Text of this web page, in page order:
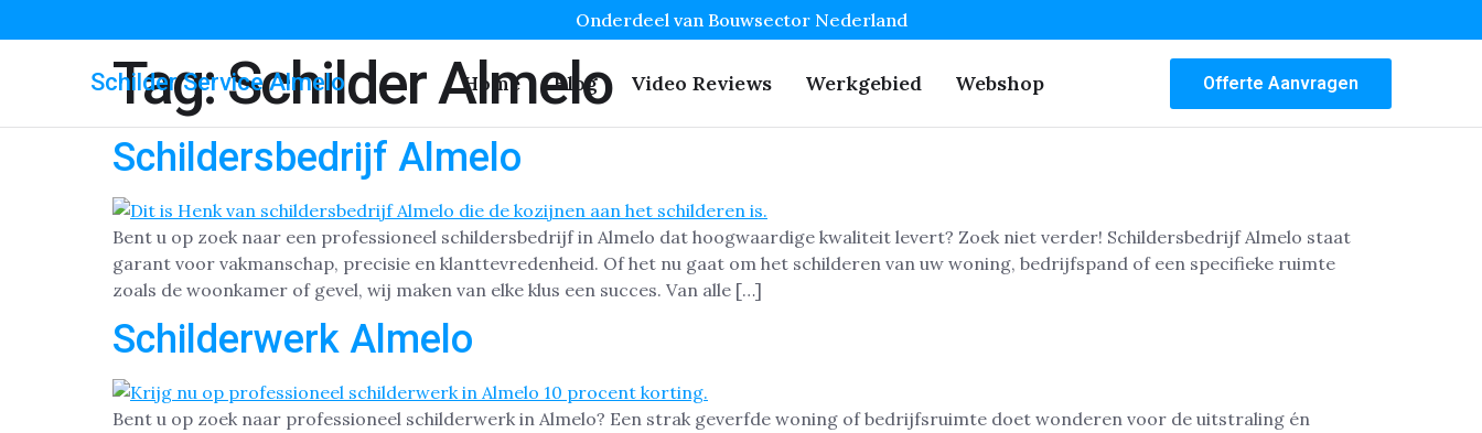
Onderdeel van Bouwsector Nederland
Schilder Service Almelo Home Blog Video Reviews Werkgebied Webshop Offerte Aanvragen
Tag:Schilder Almelo
Schildersbedrijf Almelo
Bent u op zoek naar een professioneel schildersbedrijf in Almelo dat hoogwaardige kwaliteit levert? Zoek niet verder! Schildersbedrijf Almelo staat
garant voor vakmanschap, precisie en klanttevredenheid. Of het nu gaat om het schilderen van uw woning, bedrijfspand of een specifieke ruimte
zoals de woonkamer of gevel, wij maken van elke klus een succes. Van alle […]
Schilderwerk Almelo
Bent u op zoek naar professioneel schilderwerk in Almelo? Een strak geverfde woning of bedrijfsruimte doet wonderen voor de uitstraling én